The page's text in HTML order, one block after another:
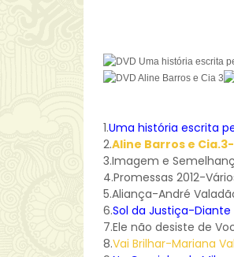
1.Uma história escrita
2.Aline Barros e
3.Imagem e
4.Promessas 2012-
5.Aliança-André
6.Sol da Justiça-
7.Ele não desiste de
8.Vai Brilhar-Mariana